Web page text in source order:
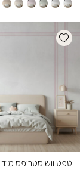
Add wishlist
טפט ווש סטריפס מוד 7